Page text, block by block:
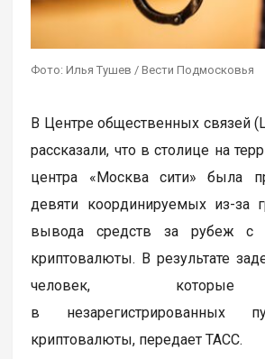
Фото: Илья Тушев / Вести Подмосковья
В Центре общественных связей
рассказали, что в столице на
центра «Москва сити» была
девяти координируемых из-за
вывода средств за рубеж с
криптовалюты. В результате
человек, которые
в незарегистрированных
криптовалюты, передает ТАСС.